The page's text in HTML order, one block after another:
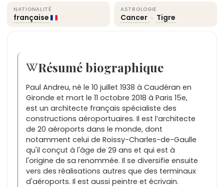
NATIONALITÉ
française
ASTROLOGIE
Cancer · Tigre
Résumé biographique
Paul Andreu, né le 10 juillet 1938 à Caudéran en
Gironde et mort le 11 octobre 2018 à Paris 15e,
est un architecte français spécialiste des
constructions aéroportuaires. Il est l’architecte
de 20 aéroports dans le monde, dont
notamment celui de Roissy-Charles-de-Gaulle
qu'il conçut à l'âge de 29 ans et qui est à
l'origine de sa renommée. Il se diversifie ensuite
vers des réalisations autres que des terminaux
d'aéroports. Il est aussi peintre et écrivain.